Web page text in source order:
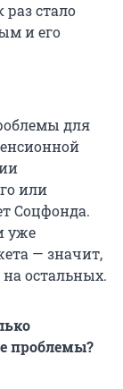
раз стало
и его
для
или
Соцфонда.
уже
— значит,
остальных.
проблемы?